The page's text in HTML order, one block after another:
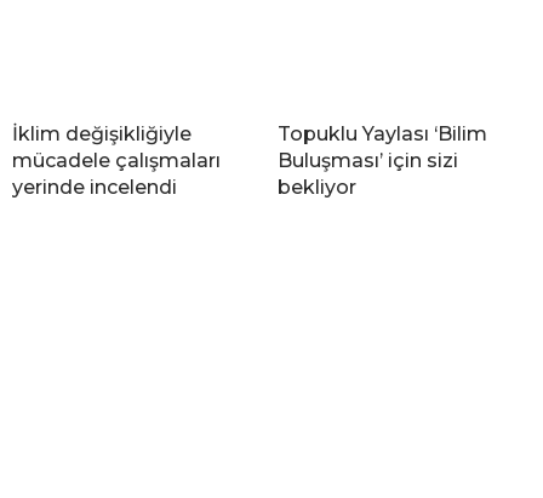
İklim değişikliğiyle
mücadele çalışmaları
yerinde incelendi
Topuklu Yaylası ‘Bilim
Buluşması’ için sizi
bekliyor